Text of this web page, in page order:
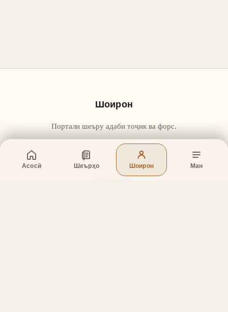
Асосӣ Шеърҳо Шоирон Ман
Шоирон
Портали шеъру адаби тоҷик ва форс.